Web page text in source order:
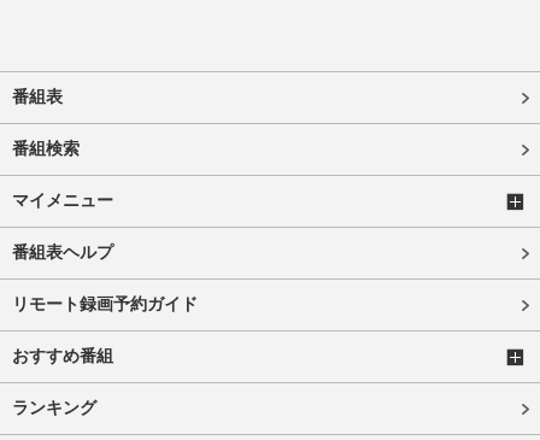
番組表
番組検索
マイメニュー
番組表ヘルプ
リモート録画予約ガイド
おすすめ番組
ランキング